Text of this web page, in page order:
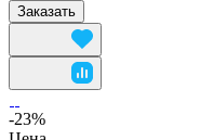
Заказать
-23%